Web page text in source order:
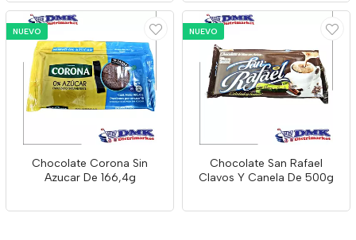
NUEVO
Chocolate Corona Sin
Azucar De 166,4g
NUEVO
Chocolate San Rafael
Clavos Y Canela De 500g